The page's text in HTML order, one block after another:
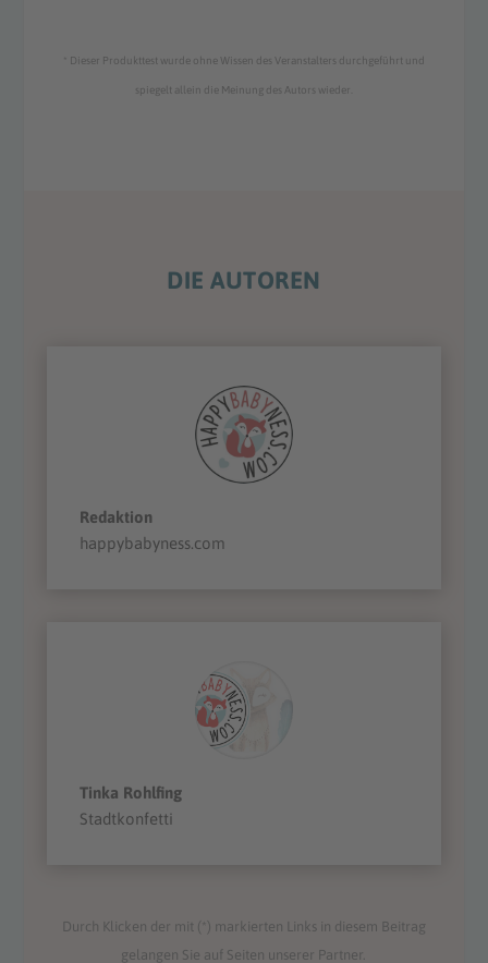
* Dieser Produkttest wurde ohne Wissen des Veranstalters durchgeführt und
spiegelt allein die Meinung des Autors wieder.
DIE AUTOREN
Redaktion
happybabyness.com
Tinka Rohlfing
Stadtkonfetti
Durch Klicken der mit (*) markierten Links in diesem Beitrag
gelangen Sie auf Seiten unserer Partner.